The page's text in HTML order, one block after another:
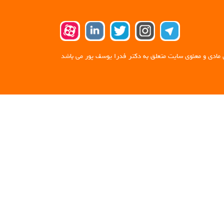
مادی و معنوی سایت متعلق به دکتر فدرا یوسف پور می باشد